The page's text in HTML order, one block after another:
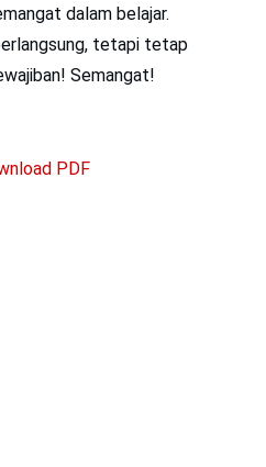
dalam belajar.
tetapi tetap
Semangat!
PDF